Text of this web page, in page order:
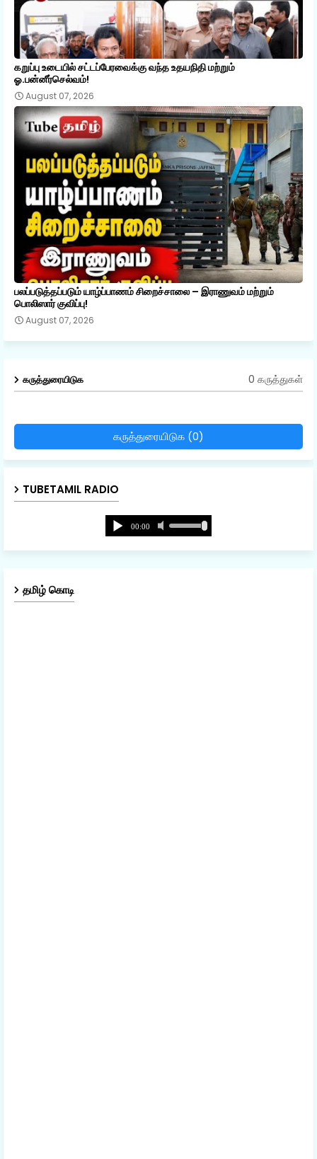
கறுப்பு உடையில் சட்டப்பேரவைக்கு வந்த உதயநிதி மற்றும்
ஓ.பன்னீர்செல்வம்!
August 07, 2026
பலப்படுத்தப்படும் யாழ்ப்பாணம் சிறைச்சாலை – இராணுவம் மற்றும்
பொலிஸார் குவிப்பு!
August 07, 2026
கருத்துரையிடுக 0 கருத்துகள்
கருத்துரையிடுக (0)
TUBETAMIL RADIO
தமிழ் கொடி